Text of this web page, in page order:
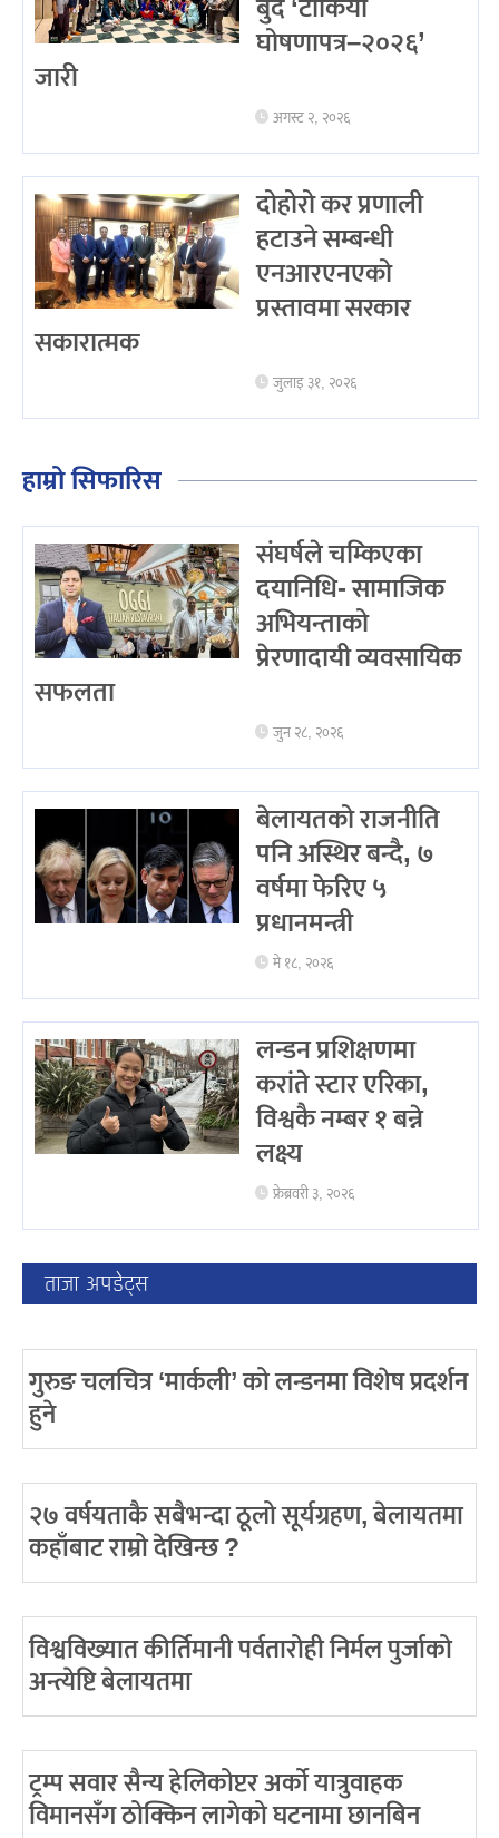
घोषणापत्र–२०२६’
जारी
अगस्ट २, २०२६
दोहोरो कर प्रणाली
हटाउने सम्बन्धी
एनआरएनएको
प्रस्तावमा सरकार
सकारात्मक
जुलाइ ३१, २०२६
हाम्रो सिफारिस
संघर्षले चम्किएका
दयानिधि- सामाजिक
अभियन्ताको
प्रेरणादायी व्यवसायिक
सफलता
जुन २८, २०२६
बेलायतको राजनीति
पनि अस्थिर बन्दै, ७
वर्षमा फेरिए ५
प्रधानमन्त्री
मे १८, २०२६
लन्डन प्रशिक्षणमा
करांते स्टार एरिका,
विश्वकै नम्बर १ बन्ने
लक्ष्य
फ्रेब्रवरी ३, २०२६
ताजा अपडेट्स
गुरुङ चलचित्र ‘मार्कली’ को लन्डनमा विशेष प्रदर्शन
हुने
२७ वर्षयताकै सबैभन्दा ठूलो सूर्यग्रहण, बेलायतमा
कहाँबाट राम्रो देखिन्छ ?
विश्वविख्यात कीर्तिमानी पर्वतारोही निर्मल पुर्जाको
अन्त्येष्टि बेलायतमा
ट्रम्प सवार सैन्य हेलिकोप्टर अर्को यात्रुवाहक
विमानसँग ठोक्किन लागेको घटनामा छानबिन